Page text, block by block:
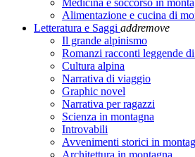
Medicina e soccorso in
Alimentazione e cucina di
Letteratura e Saggi addremove
Il grande alpinismo
Romanzi racconti leggende
Cultura alpina
Narrativa di viaggio
Graphic novel
Narrativa per ragazzi
Scienza in montagna
Introvabili
Avvenimenti storici in